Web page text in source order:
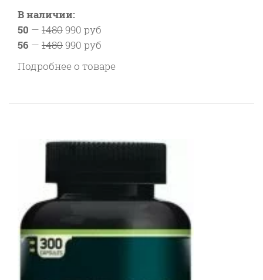
В наличии:
50 — 1480990 руб
56 — 1480990 руб
Подробнее о товаре